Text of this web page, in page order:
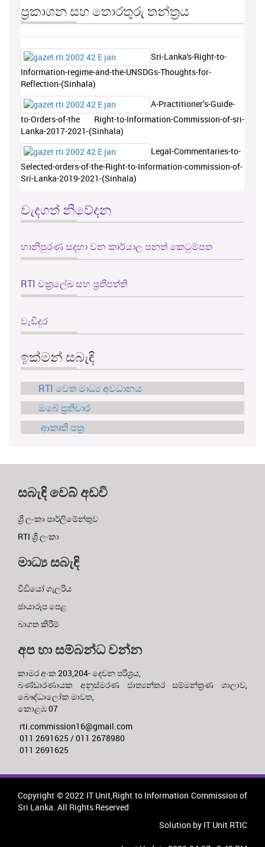
ප්‍රකාශන සහ තොරතුරු තන්ත්‍රය
Sri-Lanka's-Right-to-
Information-regime-and-the-UNSDGs-Thoughts-for-
Reflection-(Sinhala)
A-Practitioner’s-Guide-
to-Orders-of-the Right-to-Information-Commission-of-sri-
Lanka-2017-2021-(Sinhala)
Legal-Commentaries-to-
Selected-orders-of-the-Right-to-Information-commission-of-
Sri-Lanka-2019-2021-(Sinhala)
වැදගත් නිවේදන
හානිපුරණ සදහා වන කාර්යාල පනත් කෙටුම්පත
RTI චක්‍රලේඛ සහ ප්‍රතිපත්ති
වැඩිදුර
ඉක්මන් සබැඳි
RTI වෙත මාධ්‍ය අවධානය
ඔබේ ප්‍රතිචාර
ආකෘති පත්‍ර
සබැඳි වෙබ් අඩවි
ශ්‍රී ලංකා පාර්ලිමේන්තුව
RTI ශ්‍රී ලංකා
මාධ්‍ය සබැඳි
වීඩියෝ ගැලරිය
ඡායාරූප පෙළ
බාගත කිරීම්
අප හා සම්බන්ධ වන්න
කාමර අංක 203,204- දෙවන පරිශ්‍රය,
බණ්ඩාරණායක අනුස්මරණ ජාත්‍යන්තර සම්මන්ත්‍රණ ශාලාව,
බෞද්ධාලෝක මාවත,
කොළඹ 07
rti.commission16@gmail.com
011 2691625 / 011 2678980
011 2691625
Copyright © 2022 IT Unit,Right to Information Commission of
Sri Lanka. All Rights Reserved
Solution by IT Unit RTIC